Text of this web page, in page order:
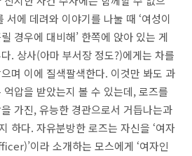
서에 데려와 이야기를 나눌 때 ‘여성이
경우에 대비해’ 한쪽에 앉아 있는 게
. 상사(아마 부서장 정도?)에게는 차를
며 이에 질색팔색한다. 이것만 봐도 과
압을 받았는지 볼 수 있는데, 로즈를
가진, 유능한 경관으로서 거듭나는과
하다. 자유분방한 로즈는 자신을 ‘여자
이라 소개하는 모스에게 ‘여자인